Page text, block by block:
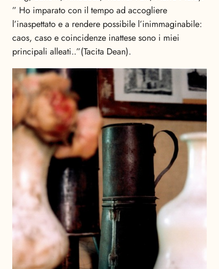
” Ho imparato con il tempo ad accogliere
l’inaspettato e a rendere possibile l’inimmaginabile:
caos, caso e coincidenze inattese sono i miei
principali alleati..”(Tacita Dean).